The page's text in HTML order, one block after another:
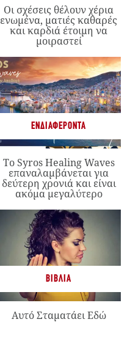
Οι σχέσεις θέλουν χέρια
ενωμένα, ματιές καθαρές
και καρδιά έτοιμη να
μοιραστεί
ΕΝΔΙΑΦΈΡΟΝΤΑ
Το Syros Healing Waves
επαναλαμβάνεται για
δεύτερη χρονιά και είναι
ακόμα μεγαλύτερο
ΒΙΒΛΊΑ
Αυτό Σταματάει Εδώ